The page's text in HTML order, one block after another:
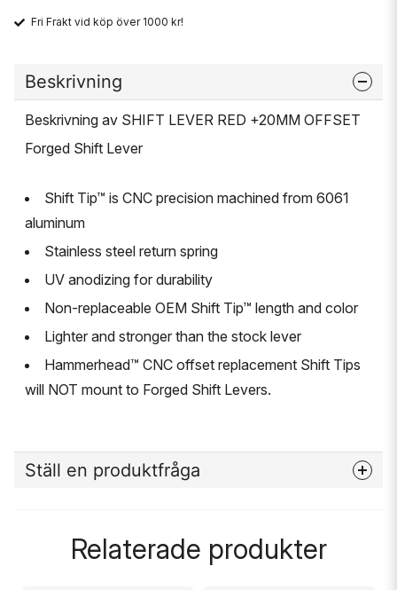
Fri Frakt vid köp över 1000 kr!
Beskrivning
Beskrivning av SHIFT LEVER RED +20MM OFFSET
Forged Shift Lever
Shift Tip™ is CNC precision machined from 6061
aluminum
Stainless steel return spring
UV anodizing for durability
Non-replaceable OEM Shift Tip™ length and color
Lighter and stronger than the stock lever
Hammerhead™ CNC offset replacement Shift Tips
will NOT mount to Forged Shift Levers.
Ställ en produktfråga
Relaterade produkter